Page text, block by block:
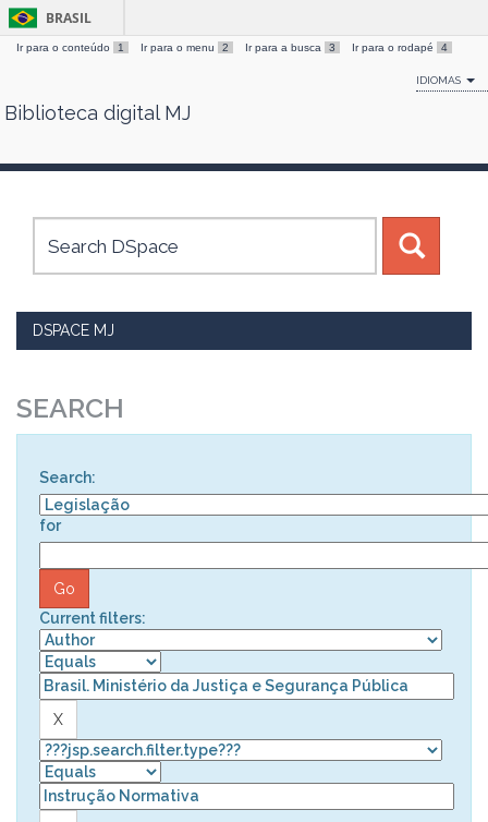
Skip
BRASIL
Ir para o conteúdo 1 Ir para o menu 2 Ir para a busca 3 Ir para o rodapé 4
IDIOMAS
Biblioteca digital MJ
DSPACE MJ
SEARCH
Search:
for
Current filters: